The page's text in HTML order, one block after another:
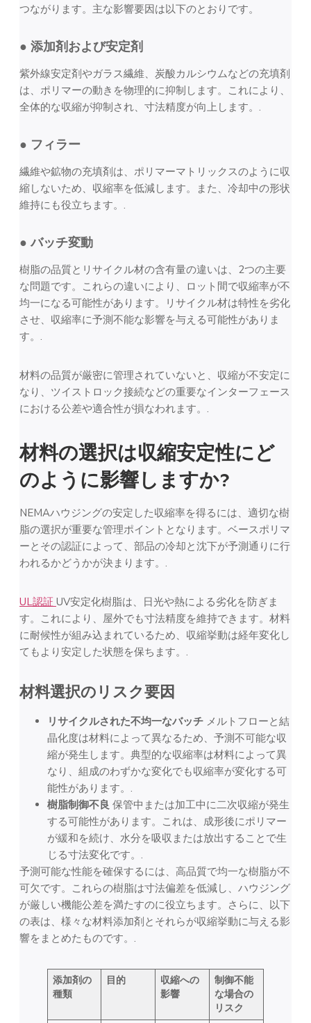
つながります。主な影響要因は以下のとおりです。
● 添加剤および安定剤
紫外線安定剤やガラス繊維、炭酸カルシウムなどの充填剤
は、ポリマーの動きを物理的に抑制します。これにより、
全体的な収縮が抑制され、寸法精度が向上します。.
● フィラー
繊維や鉱物の充填剤は、ポリマーマトリックスのように収
縮しないため、収縮率を低減します。また、冷却中の形状
維持にも役立ちます。.
● バッチ変動
樹脂の品質とリサイクル材の含有量の違いは、2つの主要
な問題です。これらの違いにより、ロット間で収縮率が不
均一になる可能性があります。リサイクル材は特性を劣化
させ、収縮率に予測不能な影響を与える可能性がありま
す。.
材料の品質が厳密に管理されていないと、収縮が不安定に
なり、ツイストロック接続などの重要なインターフェース
における公差や適合性が損なわれます。.
材料の選択は収縮安定性にど
のように影響しますか?
NEMAハウジングの安定した収縮率を得るには、適切な樹
脂の選択が重要な管理ポイントとなります。ベースポリマ
ーとその認証によって、部品の冷却と沈下が予測通りに行
われるかどうかが決まります。.
UL認証 UV安定化樹脂は、日光や熱による劣化を防ぎま
す。これにより、屋外でも寸法精度を維持できます。材料
に耐候性が組み込まれているため、収縮挙動は経年変化し
てもより安定した状態を保ちます。.
材料選択のリスク要因
リサイクルされた不均一なバッチ メルトフローと結
晶化度は材料によって異なるため、予測不可能な収
縮が発生します。典型的な収縮率は材料によって異
なり、組成のわずかな変化でも収縮率が変化する可
能性があります。.
樹脂制御不良 保管中または加工中に二次収縮が発生
する可能性があります。これは、成形後にポリマー
が緩和を続け、水分を吸収または放出することで生
じる寸法変化です。.
予測可能な性能を確保するには、高品質で均一な樹脂が不
可欠です。これらの樹脂は寸法偏差を低減し、ハウジング
が厳しい機能公差を満たすのに役立ちます。さらに、以下
の表は、様々な材料添加剤とそれらが収縮挙動に与える影
響をまとめたものです。.
添加剤の
種類
目的
収縮への
影響
制御不能
な場合の
リスク